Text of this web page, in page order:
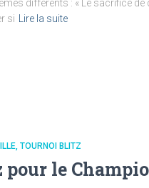
différents : « Le sacrifice de
si Lire la suite
TOURNOI BLITZ
le